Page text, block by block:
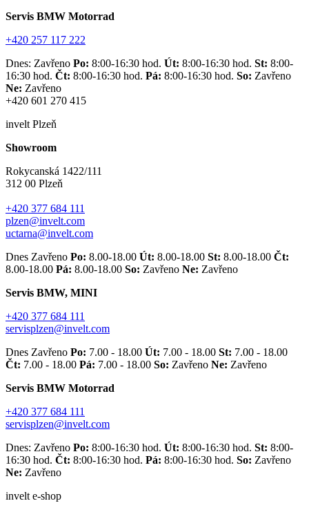
Servis BMW Motorrad
+420 257 117 222
Dnes: Zavřeno Po: 8:00-16:30 hod. Út: 8:00-16:30 hod. St: 8:00-
16:30 hod. Čt: 8:00-16:30 hod. Pá: 8:00-16:30 hod. So: Zavřeno
Ne: Zavřeno
+420 601 270 415
invelt Plzeň
Showroom
Rokycanská 1422/111
312 00 Plzeň
+420 377 684 111
plzen@invelt.com
uctarna@invelt.com
Dnes Zavřeno Po: 8.00-18.00 Út: 8.00-18.00 St: 8.00-18.00 Čt:
8.00-18.00 Pá: 8.00-18.00 So: Zavřeno Ne: Zavřeno
Servis BMW, MINI
+420 377 684 111
servisplzen@invelt.com
Dnes Zavřeno Po: 7.00 - 18.00 Út: 7.00 - 18.00 St: 7.00 - 18.00
Čt: 7.00 - 18.00 Pá: 7.00 - 18.00 So: Zavřeno Ne: Zavřeno
Servis BMW Motorrad
+420 377 684 111
servisplzen@invelt.com
Dnes: Zavřeno Po: 8:00-16:30 hod. Út: 8:00-16:30 hod. St: 8:00-
16:30 hod. Čt: 8:00-16:30 hod. Pá: 8:00-16:30 hod. So: Zavřeno
Ne: Zavřeno
invelt e-shop